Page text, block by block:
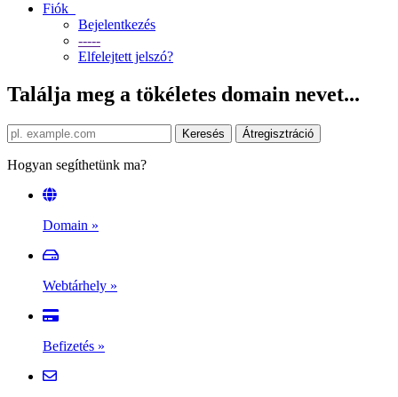
Fiók
Bejelentkezés
-----
Elfelejtett jelszó?
Találja meg a tökéletes domain nevet...
Hogyan segíthetünk ma?
Domain »
Webtárhely »
Befizetés »